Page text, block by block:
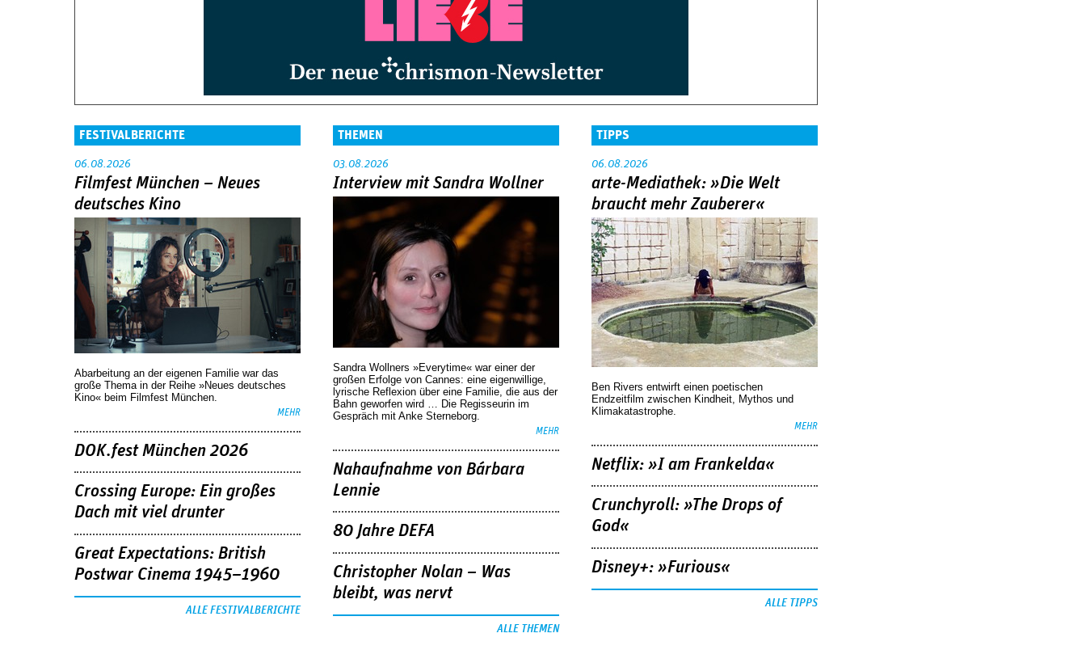
FESTIVALBERICHTE
06.08.2026
Filmfest München – Neues
deutsches Kino
Abarbeitung an der eigenen Familie war das
große Thema in der Reihe »Neues deutsches
Kino« beim Filmfest München.
MEHR
DOK.fest München 2026
Crossing Europe: Ein großes
Dach mit viel drunter
Great Expectations: British
Postwar Cinema 1945–1960
ALLE FESTIVALBERICHTE
THEMEN
03.08.2026
Interview mit Sandra Wollner
Sandra Wollners »Everytime« war einer der
großen Erfolge von Cannes: eine eigenwillige,
lyrische Reflexion über eine ­Familie, die aus der
Bahn geworfen wird … Die Regisseurin im
Gespräch mit Anke Sterneborg.
MEHR
Nahaufnahme von Bárbara
Lennie
80 Jahre DEFA
Christopher Nolan – Was
bleibt, was nervt
ALLE THEMEN
TIPPS
06.08.2026
arte-Mediathek: »Die Welt
braucht mehr Zauberer«
Ben Rivers entwirft einen poetischen
Endzeitfilm zwischen Kindheit, Mythos und
Klimakatastrophe.
MEHR
Netflix: »I am Frankelda«
Crunchyroll: »The Drops of
God«
Disney+: »Furious«
ALLE TIPPS